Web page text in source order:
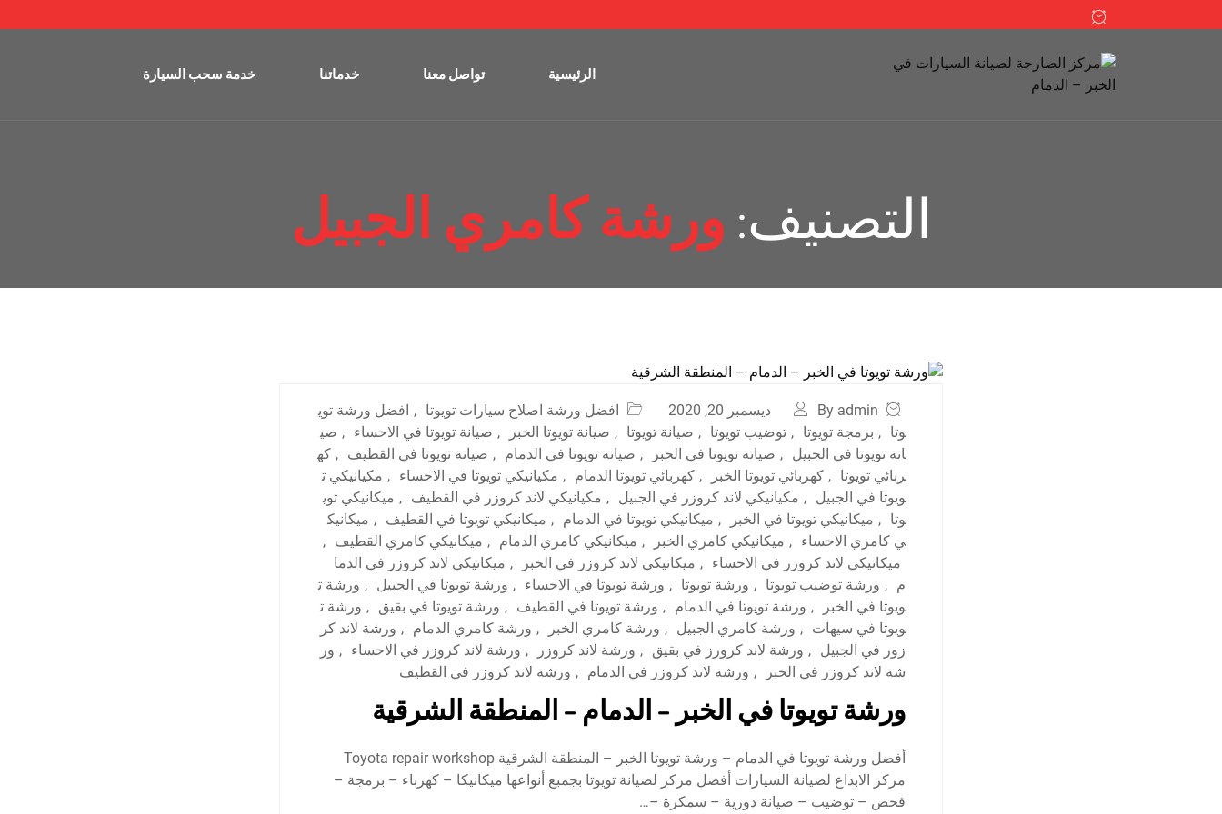
الرئيسية تواصل معنا خدماتنا خدمة سحب السيارة
التصنيف: ورشة كامري الجبيل
By admin ديسمبر 20, 2020 افضل ورشة اصلاح سيارات تويوتا , افضل ورشة توي
وتا , برمجة تويوتا , توضيب تويوتا , صيانة تويوتا , صيانة تويوتا الخبر , صيانة تويوتا في الاحساء , صي
انة تويوتا في الجبيل , صيانة تويوتا في الخبر , صيانة تويوتا في الدمام , صيانة تويوتا في القطيف , كه
ربائي تويوتا , كهربائي تويوتا الخبر , كهربائي تويوتا الدمام , مكيانيكي تويوتا في الاحساء , مكيانيكي ت
ويوتا في الجبيل , مكيانيكي لاند كروزر في الجبيل , مكيانيكي لاند كروزر في القطيف , ميكانيكي توي
وتا , ميكانيكي تويوتا في الخبر , ميكانيكي تويوتا في الدمام , ميكانيكي تويوتا في القطيف , ميكانيك
ي كامري الاحساء , ميكانيكي كامري الخبر , ميكانيكي كامري الدمام , ميكانيكي كامري القطيف ,
ميكانيكي لاند كروزر في الاحساء , ميكانيكي لاند كروزر في الخبر , ميكانيكي لاند كروزر في الدما
م , ورشة توضيب تويوتا , ورشة تويوتا , ورشة تويوتا في الاحساء , ورشة تويوتا في الجبيل , ورشة ت
ويوتا في الخبر
, ورشة تويوتا في الدمام , ورشة تويوتا في القطيف , ورشة تويوتا في بقيق , ورشة ت
ويوتا في سيهات , ورشة كامري الجبيل , ورشة كامري الخبر , ورشة كامري الدمام , ورشة لاند كر
زور في الجبيل , ورشة لاند كرورز في بقيق , ورشة لاند كروزر , ورشة لاند كروزر في الاحساء , ور
شة لاند كروزر في الخبر
, ورشة لاند كروزر في الدمام , ورشة لاند كروزر في القطيف
ورشة تويوتا في الخبر – الدمام – المنطقة الشرقية
أفضل ورشة تويوتا في الدمام – ورشة تويوتا الخبر – المنطقة الشرقية Toyota repair workshop
مركز الابداع لصيانة السيارات أفضل مركز لصيانة تويوتا بجمبع أنواعها ميكانيكا – كهرباء – برمجة –
فحص – توضيب – صيانة دورية – سمكرة –…